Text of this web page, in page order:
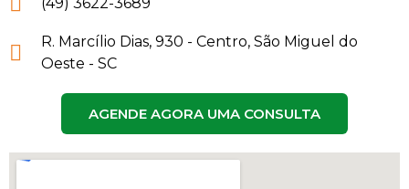
R. Marcílio Dias, 930 - Centro, São Miguel do
Oeste - SC
AGENDE AGORA UMA CONSULTA